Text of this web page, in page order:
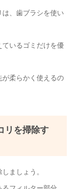
、歯ブラシを使い
いるゴミだけを優
柔らかく使えるの
リを掃除す
ましょう。